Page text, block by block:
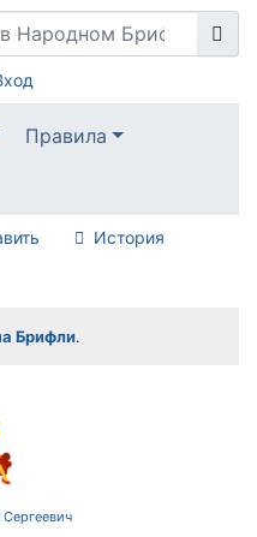
Правила
История
Брифли.
Сергеевич